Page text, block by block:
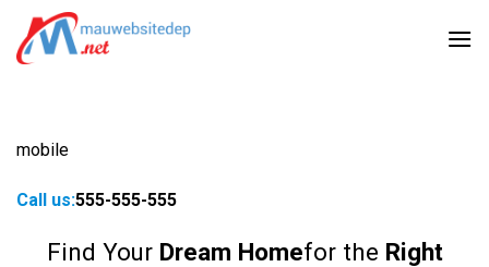
Skip
content
mobile
Call us:555-555-555
Find Your Dream Homefor the Right